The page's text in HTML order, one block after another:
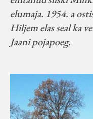
elumaja. 1954. a
Hiljem elas seal ka
Jaani pojapoeg.